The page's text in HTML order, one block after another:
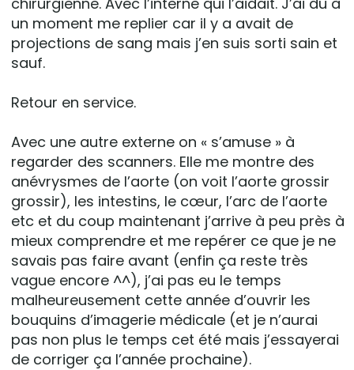
un moment me replier car il y a avait de
projections de sang mais j’en suis sorti sain et
sauf.
Retour en service.
Avec une autre externe on « s’amuse » à
regarder des scanners. Elle me montre des
anévrysmes de l’aorte (on voit l’aorte grossir
grossir), les intestins, le cœur, l’arc de l’aorte
etc et du coup maintenant j’arrive à peu près à
mieux comprendre et me repérer ce que je ne
savais pas faire avant (enfin ça reste très
vague encore ^^), j’ai pas eu le temps
malheureusement cette année d’ouvrir les
bouquins d’imagerie médicale (et je n’aurai
pas non plus le temps cet été mais j’essayerai
de corriger ça l’année prochaine).